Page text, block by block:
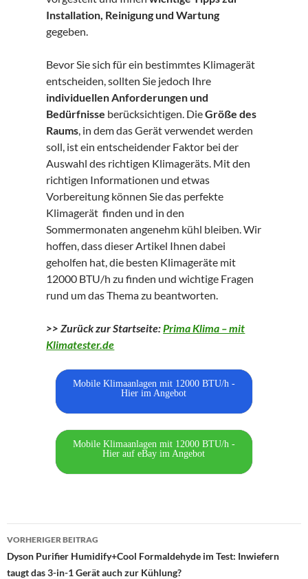
Installation, Reinigung und Wartung
gegeben.
Bevor Sie sich für ein bestimmtes Klimagerät
entscheiden, sollten Sie jedoch Ihre
individuellen Anforderungen und
Bedürfnisse berücksichtigen. DieGröße des
Raums , in dem das Gerät verwendet werden
soll, ist ein entscheidender Faktor bei der
Auswahl des richtigen Klimageräts. Mit den
richtigen Informationen und etwas
Vorbereitung können Sie das perfekte
Klimagerät finden und in den
Sommermonaten angenehm kühl bleiben. Wir
hoffen, dass dieser Artikel Ihnen dabei
geholfen hat, die besten Klimageräte mit
12000 BTU/h zu finden und wichtige Fragen
rund um das Thema zu beantworten.
>> Zurück zur Startseite: Prima Klima – mit
Klimatester.de
Mobile Klimaanlagen mit 12000 BTU/h -
Hier im Angebot
Mobile Klimaanlagen mit 12000 BTU/h -
Hier auf eBay im Angebot
Beitragsnavigation
VORHERIGER BEITRAG
Dyson Purifier Humidify+Cool Formaldehyde im Test: Inwiefern
taugt das 3-in-1 Gerät auch zur Kühlung?